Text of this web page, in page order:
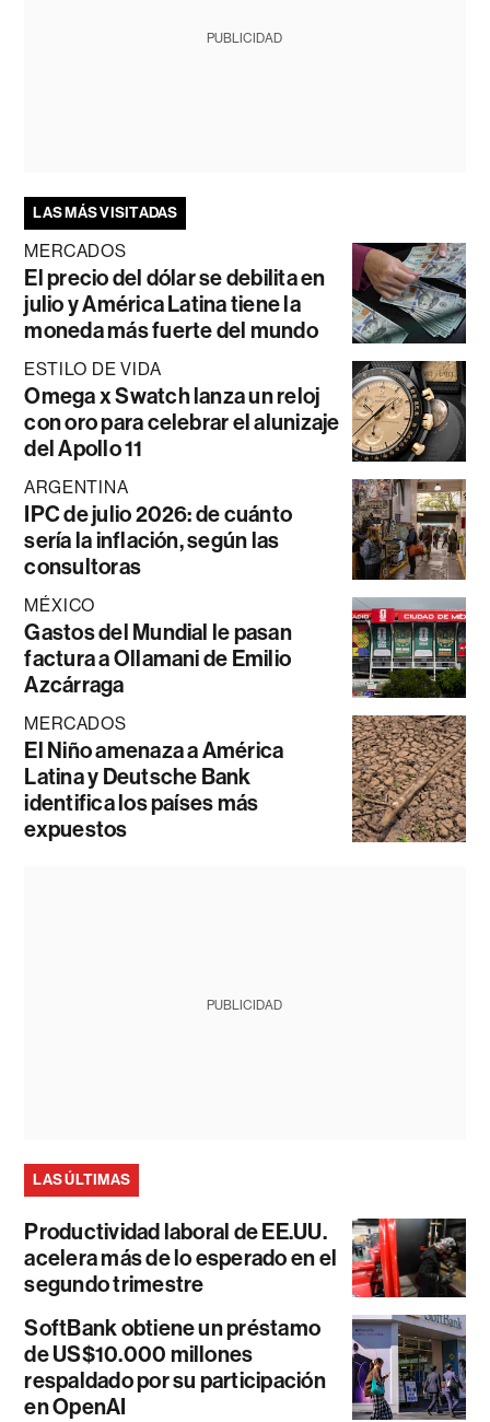
PUBLICIDAD
LAS MÁS VISITADAS
MERCADOS
El precio del dólar se debilita en
julio y América Latina tiene la
moneda más fuerte del mundo
ESTILO DE VIDA
Omega x Swatch lanza un reloj
con oro para celebrar el alunizaje
del Apollo 11
ARGENTINA
IPC de julio 2026: de cuánto
sería la inflación, según las
consultoras
MÉXICO
Gastos del Mundial le pasan
factura a Ollamani de Emilio
Azcárraga
MERCADOS
El Niño amenaza a América
Latina y Deutsche Bank
identifica los países más
expuestos
PUBLICIDAD
LAS ÚLTIMAS
Productividad laboral de EE.UU.
acelera más de lo esperado en el
segundo trimestre
SoftBank obtiene un préstamo
de US$10.000 millones
respaldado por su participación
en OpenAI